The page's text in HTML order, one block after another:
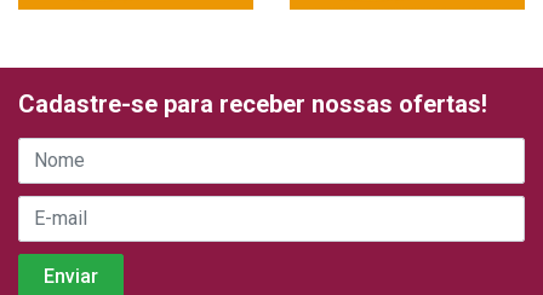
Cadastre-se para receber nossas ofertas!